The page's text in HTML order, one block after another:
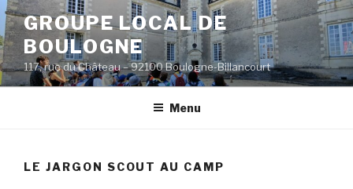
Aller
au
contenu
principal
GROUPE LOCAL DE
BOULOGNE
117, rue du Château – 92100 Boulogne-Billancourt
Menu
LE JARGON SCOUT AU CAMP